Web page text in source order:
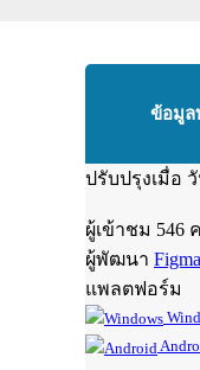
ข้อมูล
ปรับปรุงเมื่อ
ผู้เข้าชม 546
ผู้พัฒนา
แพลตฟอร์ม